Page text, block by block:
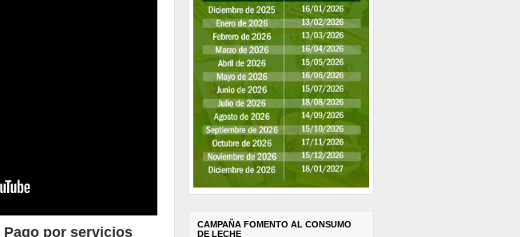
Pago por servicios
CAMPAÑA FOMENTO AL CONSUMO
DE LECHE